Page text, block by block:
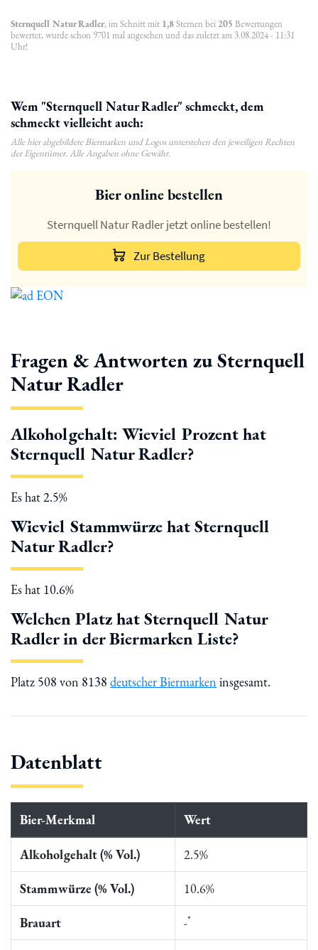
Sternquell Natur Radler, im Schnitt mit 1,8Sternen bei 205 Bewertungen
bewertet, wurde schon 9701 mal angesehen und das zuletzt am 3.08.2024 - 11:31
Uhr!
Wem "Sternquell Natur Radler" schmeckt, dem
schmeckt vielleicht auch:
Alle hier abgebildete Biermarken und Logos unterstehen den jeweiligen Rechten
der Eigentümer. Alle Angaben ohne Gewähr.
Bier online bestellen
Sternquell Natur Radler jetzt online bestellen!
Zur Bestellung
Fragen & Antworten zu Sternquell
Natur Radler
Alkoholgehalt: Wieviel Prozent hat
Sternquell Natur Radler?
Es hat 2.5%
Wieviel Stammwürze hat Sternquell
Natur Radler?
Es hat 10.6%
Welchen Platz hat Sternquell Natur
Radler in der Biermarken Liste?
Platz 508 von 8138 deutscher Biermarken insgesamt.
Datenblatt
Bier-Merkmal Wert
Alkoholgehalt (% Vol.) 2.5%
Stammwürze (% Vol.) 10.6%
Brauart -*